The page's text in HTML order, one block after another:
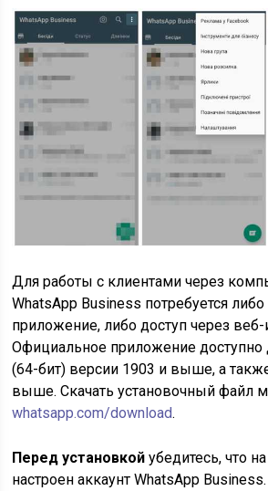
Для работы с клиентами через
WhatsApp Business потребуется
приложение, либо доступ через веб-
Официальное приложение доступно
(64-бит) версии 1903 и выше, а
выше. Скачать установочный файл
whatsapp.com/download.
Перед установкой убедитесь, что
настроен аккаунт WhatsApp